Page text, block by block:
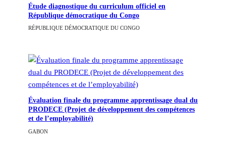
Étude diagnostique du curriculum officiel en
République démocratique du Congo
RÉPUBLIQUE DÉMOCRATIQUE DU CONGO
Évaluation finale du programme apprentissage dual du
PRODECE (Projet de développement des compétences
et de l’employabilité)
GABON